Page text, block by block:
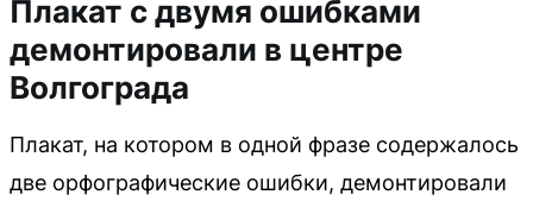
Плакат с двумя ошибками
демонтировали в центре
Волгограда
Плакат, на котором в одной фразе содержалось
две орфографические ошибки, демонтировали